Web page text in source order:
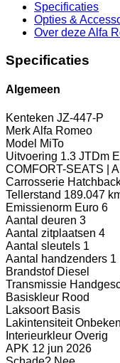
Specificaties
Opties &
Over deze Alfa
Specificaties
Algemeen
Kenteken JZ-447-P
MerkAlfa Romeo
Model MiTo
Uitvoering 1.3 JTDm
COMFORT-SEATS |
Carrosserie
Tellerstand 189.047
Emissienorm Euro 6
Aantal deuren 3
Aantal zitplaatsen 4
Aantal sleutels 1
Aantal handzenders 1
Brandstof Diesel
Transmissie
Basiskleur Rood
Laksoort Basis
Lakintensiteit
Interieurkleur Overig
APK 12 jun 2026